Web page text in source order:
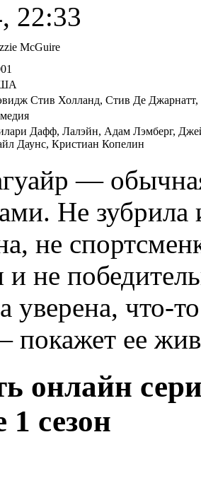
22:33
McGuire
Стив Холланд, Стив Де
Дафф, Лалэйн, Адам Лэмберг,
Даунс, Кристиан Копелин
—
Не зубрила
не
и не
уверена, что-
ее
онлайн
сезон